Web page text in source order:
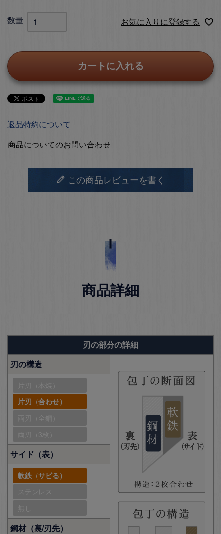
お気に入りに登録する
カートに入れる
返品特約について
商品についてのお問い合わせ
この商品レビューを書く
商品詳細
刃の部分の詳細
刃の構造
片刃（本焼）
片刃（合わせ）
両刃（全鋼）
両刃（3枚）
サイド（表）
軟鉄（サビる）
ステンレス
無し
鋼材（裏/刃先）